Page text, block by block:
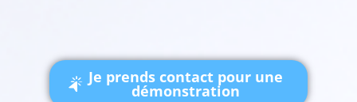
Je prends contact pour une
démonstration